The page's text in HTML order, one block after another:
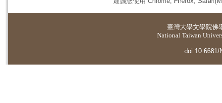
臺灣大學文學院佛
National Taiwan
doi:10.6681/